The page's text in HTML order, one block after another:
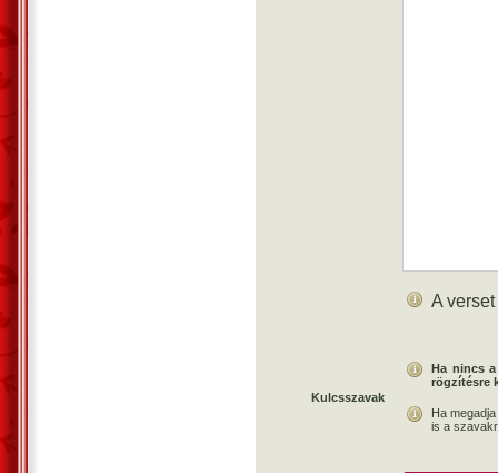
A
Kulcsszavak
Ha nincs
rögzítésre
Ha
is a